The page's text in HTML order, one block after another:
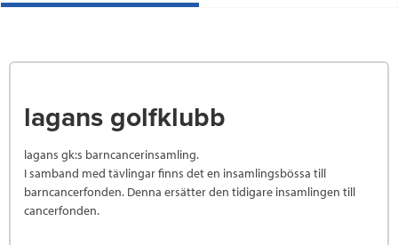
lagans golfklubb
lagans gk:s barncancerinsamling.
I samband med tävlingar finns det en insamlingsbössa till
barncancerfonden. Denna ersätter den tidigare insamlingen till
cancerfonden.